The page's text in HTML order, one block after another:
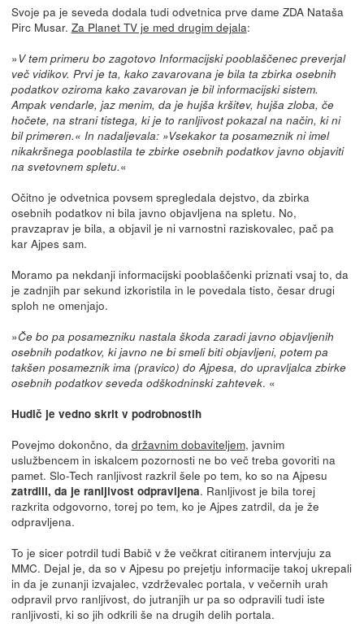
Svoje pa je seveda dodala tudi odvetnica prve dame ZDA Nataša
Pirc Musar. Za Planet TV je med drugim dejala:
» V tem primeru bo zagotovo Informacijski pooblaščenec preverjal
več vidikov. Prvi je ta, kako zavarovana je bila ta zbirka osebnih
podatkov oziroma kako zavarovan je bil informacijski sistem.
Ampak vendarle, jaz menim, da je hujša kršitev, hujša zloba, če
hočete, na strani tistega, ki je to ranljivost pokazal na način, ki ni
bil primeren.« In nadaljevala: »Vsekakor ta posameznik ni imel
nikakršnega pooblastila te zbirke osebnih podatkov javno objaviti
na svetovnem spletu.«
Očitno je odvetnica povsem spregledala dejstvo, da zbirka
osebnih podatkov ni bila javno objavljena na spletu. No,
pravzaprav je bila, a objavil je ni varnostni raziskovalec, pač pa
kar Ajpes sam.
Moramo pa nekdanji informacijski pooblaščenki priznati vsaj to, da
je zadnjih par sekund izkoristila in le povedala tisto, česar drugi
sploh ne omenjajo.
»Če bo pa posamezniku nastala škoda zaradi javno objavljenih
osebnih podatkov, ki javno ne bi smeli biti objavljeni, potem pa
takšen posameznik ima (pravico) do Ajpesa, do upravljalca zbirke
osebnih podatkov seveda odškodninski zahtevek. «
Hudič je vedno skrit v podrobnostih
Povejmo dokončno, da državnim dobaviteljem, javnim
uslužbencem in iskalcem pozornosti ne bo več treba govoriti na
pamet. Slo-Tech ranljivost razkril šele po tem, ko so na Ajpesu
zatrdili, da je ranljivost odpravljena. Ranljivost je bila torej
razkrita odgovorno, torej po tem, ko je Ajpes zatrdil, da je že
odpravljena.
To je sicer potrdil tudi Babič v že večkrat citiranem intervjuju za
MMC. Dejal je, da so v Ajpesu po prejetju informacije takoj ukrepali
in da je zunanji izvajalec, vzdrževalec portala, v večernih urah
odpravil prvo ranljivost, do jutranjih ur pa so odpravili tudi iste
ranljivosti, ki so jih odkrili še na drugih delih portala.